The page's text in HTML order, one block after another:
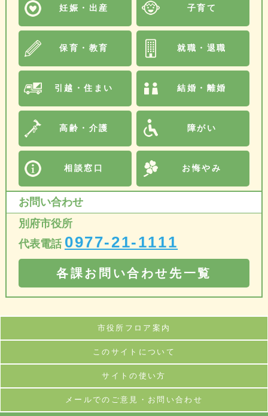
妊娠・出産 子育て
保育・教育 就職・退職
引越・住まい 結婚・離婚
高齢・介護 障がい
相談窓口 お悔やみ
お問い合わせ
別府市役所
代表電話 0977-21-1111
各課お問い合わせ先一覧
市役所フロア案内
このサイトについて
サイトの使い方
メールでのご意見・お問い合わせ